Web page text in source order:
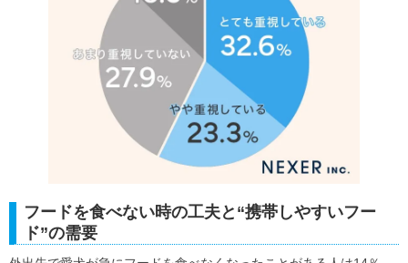
フードを食べない時の工夫と“携帯しやすいフー
ド”の需要